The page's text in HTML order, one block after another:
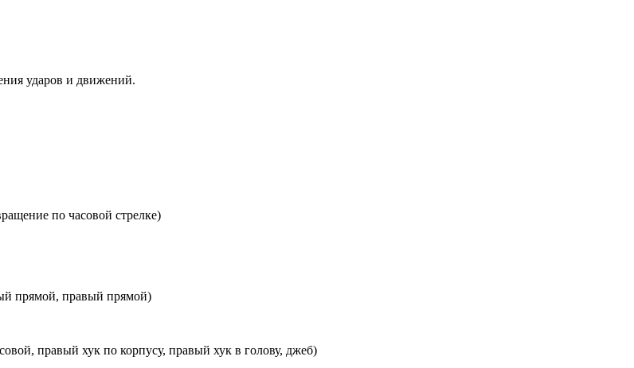
ударов и движений.
по часовой стрелке)
прямой, правый прямой)
правый хук по корпусу, правый хук в голову, джеб)